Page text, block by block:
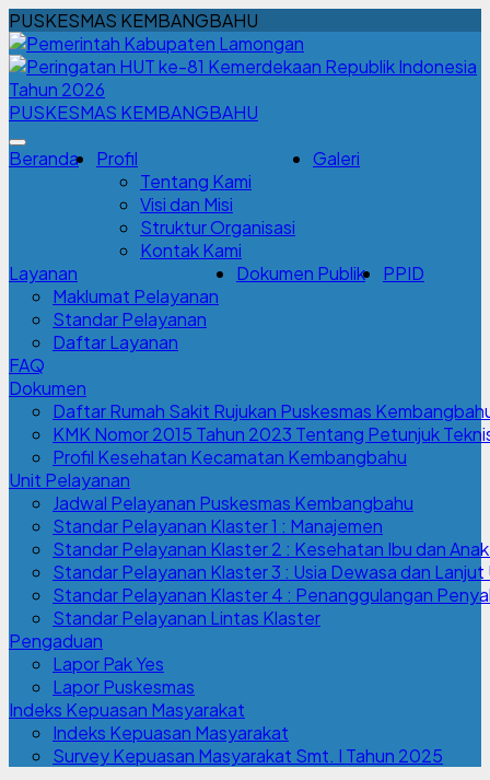
PUSKESMAS KEMBANGBAHU
PUSKESMAS KEMBANGBAHU
Beranda
Profil
Tentang Kami
Visi dan Misi
Struktur Organisasi
Kontak Kami
Galeri
Layanan
Maklumat Pelayanan
Standar Pelayanan
Daftar Layanan
Dokumen Publik PPID
FAQ
Dokumen
Daftar Rumah Sakit Rujukan Puskesmas
KMK Nomor 2015 Tahun 2023 Tentang Petunjuk
Profil Kesehatan Kecamatan Kembangbahu
Unit Pelayanan
Jadwal Pelayanan Puskesmas Kembangbahu
Standar Pelayanan Klaster 1 : Manajemen
Standar Pelayanan Klaster 2 : Kesehatan Ibu dan
Standar Pelayanan Klaster 3 : Usia Dewasa dan Lanjut
Standar Pelayanan Klaster 4 : Penanggulangan
Standar Pelayanan Lintas Klaster
Pengaduan
Lapor Pak Yes
Lapor Puskesmas
Indeks Kepuasan Masyarakat
Indeks Kepuasan Masyarakat
Survey Kepuasan Masyarakat Smt. I Tahun 2025